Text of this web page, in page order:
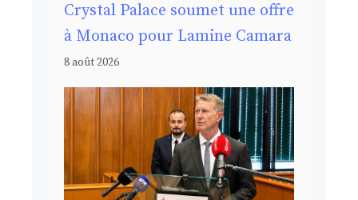
Crystal Palace soumet une offre
à Monaco pour Lamine Camara
8 août 2026